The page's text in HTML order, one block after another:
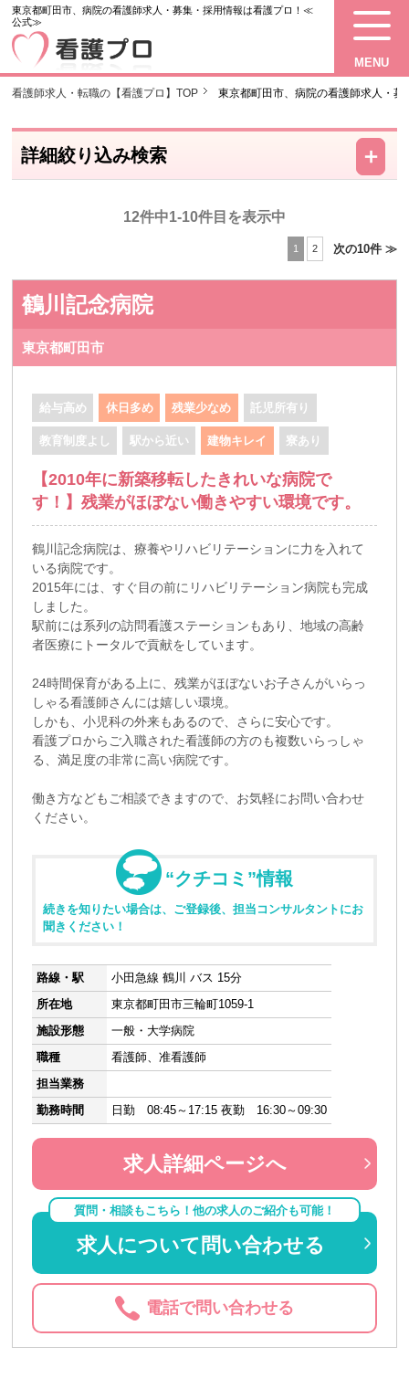
東京都町田市、病院の看護師求人・募集・採用情報は看護プロ！≪
公式≫
MENU
看護師求人・転職の【看護プロ】TOP 東京都町田市、病院の看護師求人・募
詳細絞り込み検索 －
＋
12件中1-10件目を表示中
1 2 次の10件 ≫
鶴川記念病院
東京都町田市
給与高め 休日多め 残業少なめ 託児所有り
教育制度よし 駅から近い 建物キレイ 寮あり
【2010年に新築移転したきれいな病院で
す！】残業がほぼない働きやすい環境です。
鶴川記念病院は、療養やリハビリテーションに力を入れて
いる病院です。
2015年には、すぐ目の前にリハビリテーション病院も完成
しました。
駅前には系列の訪問看護ステーションもあり、地域の高齢
者医療にトータルで貢献をしています。
24時間保育がある上に、残業がほぼないお子さんがいらっ
しゃる看護師さんには嬉しい環境。
しかも、小児科の外来もあるので、さらに安心です。
看護プロからご入職された看護師の方のも複数いらっしゃ
る、満足度の非常に高い病院です。
働き方などもご相談できますので、お気軽にお問い合わせ
ください。
“クチコミ”情報
続きを知りたい場合は、ご登録後、担当コンサルタントにお
聞きください！
路線・駅
小田急線 鶴川 バス 15分
所在地
東京都町田市三輪町1059-1
施設形態
一般・大学病院
職種
看護師、准看護師
担当業務
勤務時間
日勤 08:45～17:15 夜勤 16:30～09:30
求人詳細ページへ
質問・相談もこちら！他の求人のご紹介も可能！
求人について問い合わせる
電話で問い合わせる